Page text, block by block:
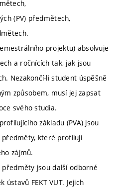
(PV) předmětech,
projektu) absolvuje
a ročnících tak, jak jsou
Nezakončí-li student úspěšně
způsobem, musí jej zapsat
svého studia.
základu (PVA) jsou
které profilují
zájmů.
předměty jsou další odborné
ústavů FEKT VUT. Jejich